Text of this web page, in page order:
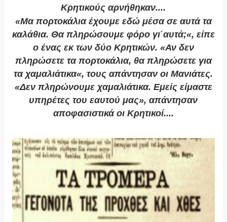
Κρητικούς αρνήθηκαν....
«Μα πορτοκάλια έχουμε εδώ μέσα σε αυτά τα
καλάθια. Θα πληρώσουμε φόρο γι΄αυτά;«, είπε
ο ένας εκ των δύο Κρητικών. «Αν δεν
πληρώσετε τα πορτοκάλια, θα πληρώσετε για
τα χαμαλιάτικα«, τους απάντησαν οι Μανιάτες.
«Δεν πληρώνουμε χαμαλιάτικα. Εμείς είμαστε
υπηρέτες του εαυτού μας», απάντησαν
αποφασιστικά οι Κρητικοί....